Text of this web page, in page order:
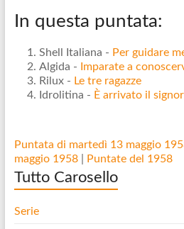
In questa puntata:
Shell Italiana - Per guidare
Algida -
Imparate a
Rilux - Le tre ragazze
Idrolitina - È arrivato il
Puntata di martedì 13 maggio
maggio 1958| Puntate del 1958
Tutto Carosello
Serie